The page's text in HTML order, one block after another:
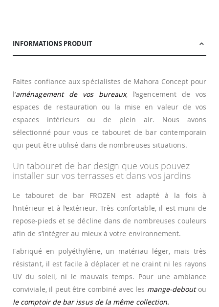
INFORMATIONS PRODUIT
Faites confiance aux spécialistes de Mahora Concept pour
l’aménagement de vos bureaux, l’agencement de vos
espaces de restauration ou la mise en valeur de vos
espaces intérieurs ou de plein air. Nous avons
sélectionné pour vous ce tabouret de bar contemporain
qui peut être utilisé dans de nombreuses situations.
Un tabouret de bar design que vous pouvez
installer sur vos terrasses et dans vos jardins
Le tabouret de bar FROZEN est adapté à la fois à
l’intérieur et à l’extérieur. Très confortable, il est muni de
repose-pieds et se décline dans de nombreuses couleurs
afin de s’intégrer au mieux à votre environnement.
Fabriqué en polyéthylène, un matériau léger, mais très
résistant, il est facile à déplacer et ne craint ni les rayons
UV du soleil, ni le mauvais temps. Pour une ambiance
conviviale, il peut être combiné avec les mange-deboutou
le comptoir de bar issus de la même collection.